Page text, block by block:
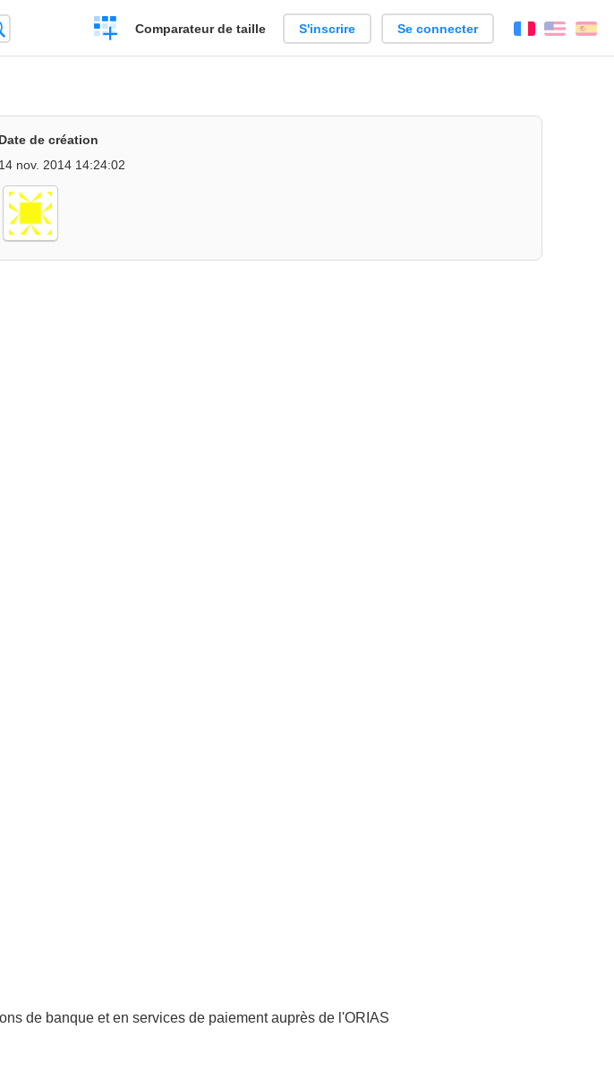
Créer
un
Comparateur de taille S'inscrire Se connecter FrançaisEnglish
Date de création
14 nov. 2014 14:24:02
de banque et en services de paiement auprès de l'ORIAS